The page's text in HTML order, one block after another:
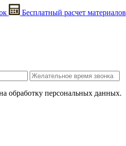
Бесплатный расчет материалов
обработку персональных данных.